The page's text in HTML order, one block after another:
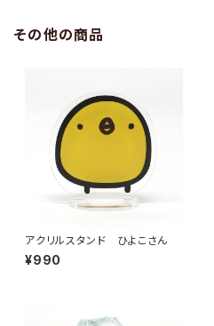
その他の商品
アクリルスタンド ひよこさん
¥990